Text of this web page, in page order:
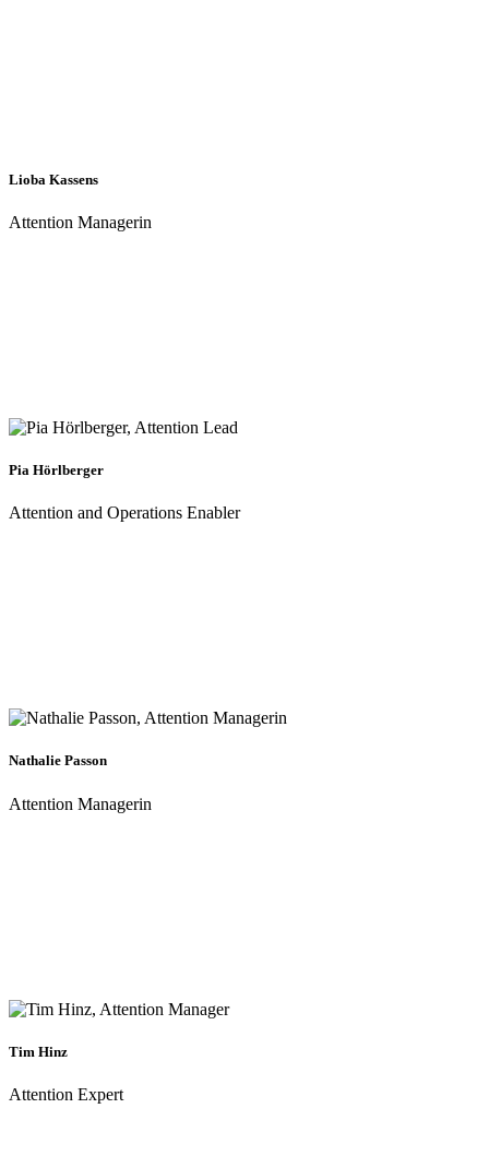
Lioba Kassens
Attention Managerin
Pia Hörlberger
Attention and Operations Enabler
Nathalie Passon
Attention Managerin
Tim Hinz
Attention Expert